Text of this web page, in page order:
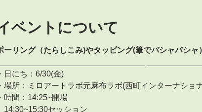
ベントについて
ーリング（たらしこみ)やタッピング(筆でバシャバシャ
・日にち：6/30(金)
・場所：ミロアートラボ元麻布ラボ(西町インターナショ
・時間：14:25~開場
14:30~15:30セッション